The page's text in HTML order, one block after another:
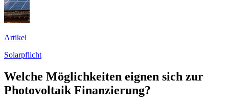
Artikel
Solarpflicht
Welche Möglichkeiten eignen sich zur
Photovoltaik Finanzierung?